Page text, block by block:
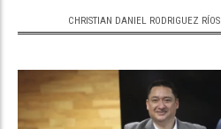
CHRISTIAN DANIEL RODRIGUEZ RÍOS